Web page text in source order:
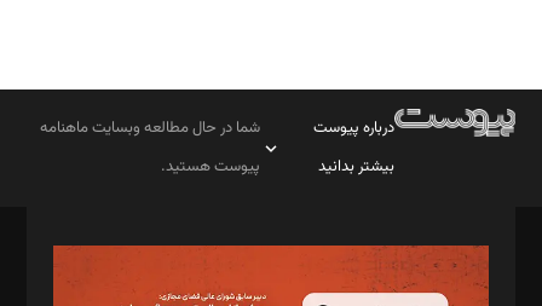
درباره پیوست
بیشتر بدانید
شما در حال مطالعه وبسایت ماهنامه
پیوست هستید.
مدیر مسئول: محمدباقر اثنی‌عشری
سردبیر: مهرک محمودی